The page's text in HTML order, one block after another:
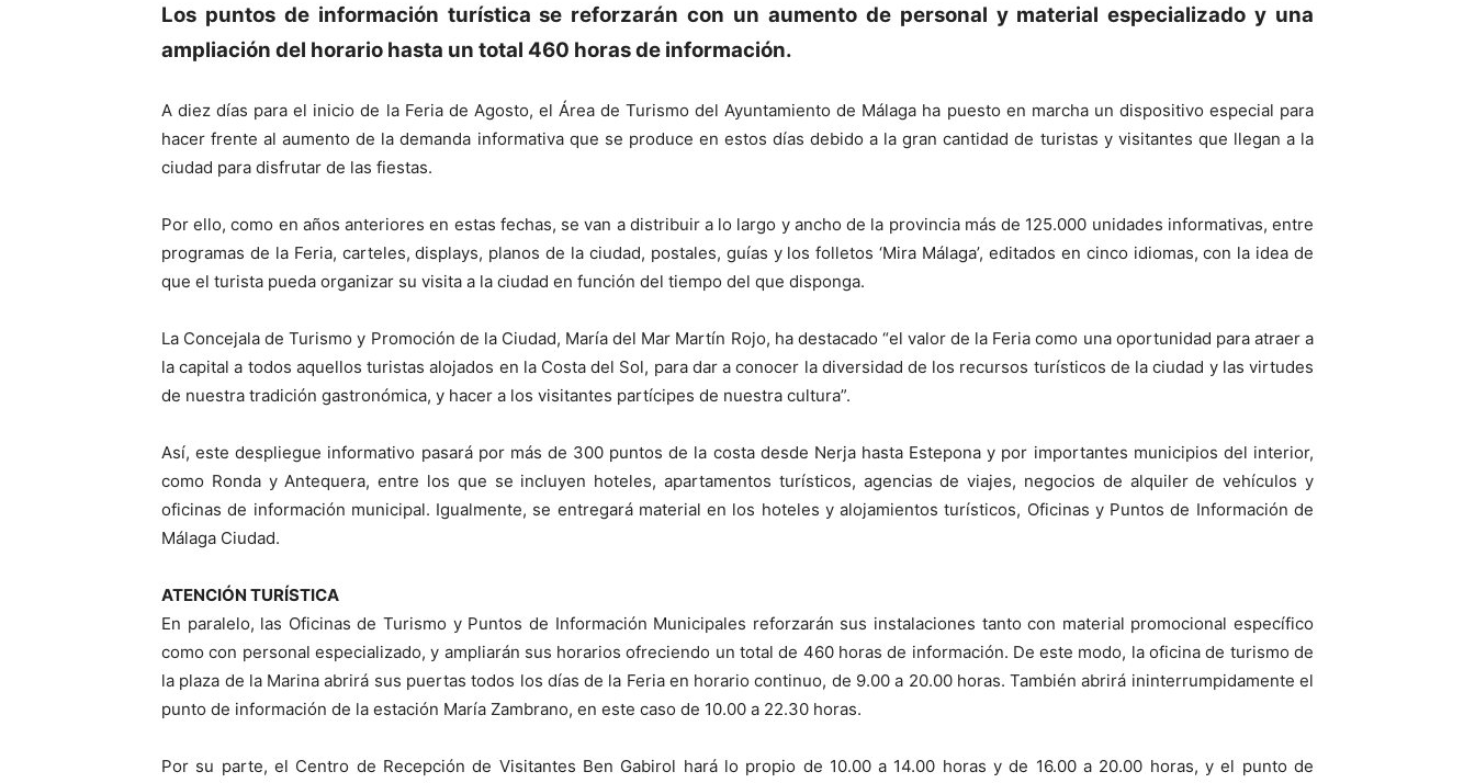
Los puntos de información turística se reforzarán con un aumento de personal y material especializado y una
ampliación del horario hasta un total 460 horas de información.
A diez días para el inicio de la Feria de Agosto, el Área de Turismo del Ayuntamiento de Málaga ha puesto en marcha un dispositivo especial para
hacer frente al aumento de la demanda informativa que se produce en estos días debido a la gran cantidad de turistas y visitantes que llegan a la
ciudad para disfrutar de las fiestas.
Por ello, como en años anteriores en estas fechas, se van a distribuir a lo largo y ancho de la provincia más de 125.000 unidades informativas, entre
programas de la Feria, carteles, displays, planos de la ciudad, postales, guías y los folletos ‘Mira Málaga’, editados en cinco idiomas, con la idea de
que el turista pueda organizar su visita a la ciudad en función del tiempo del que disponga.
La Concejala de Turismo y Promoción de la Ciudad, María del Mar Martín Rojo, ha destacado “el valor de la Feria como una oportunidad para atraer a
la capital a todos aquellos turistas alojados en la Costa del Sol, para dar a conocer la diversidad de los recursos turísticos de la ciudad y las virtudes
de nuestra tradición gastronómica, y hacer a los visitantes partícipes de nuestra cultura”.
Así, este despliegue informativo pasará por más de 300 puntos de la costa desde Nerja hasta Estepona y por importantes municipios del interior,
como Ronda y Antequera, entre los que se incluyen hoteles, apartamentos turísticos, agencias de viajes, negocios de alquiler de vehículos y
oficinas de información municipal. Igualmente, se entregará material en los hoteles y alojamientos turísticos, Oficinas y Puntos de Información de
Málaga Ciudad.
ATENCIÓN TURÍSTICA
En paralelo, las Oficinas de Turismo y Puntos de Información Municipales reforzarán sus instalaciones tanto con material promocional específico
como con personal especializado, y ampliarán sus horarios ofreciendo un total de 460 horas de información. De este modo, la oficina de turismo de
la plaza de la Marina abrirá sus puertas todos los días de la Feria en horario continuo, de 9.00 a 20.00 horas. También abrirá ininterrumpidamente el
punto de información de la estación María Zambrano, en este caso de 10.00 a 22.30 horas.
Por su parte, el Centro de Recepción de Visitantes Ben Gabirol hará lo propio de 10.00 a 14.00 horas y de 16.00 a 20.00 horas, y el punto de